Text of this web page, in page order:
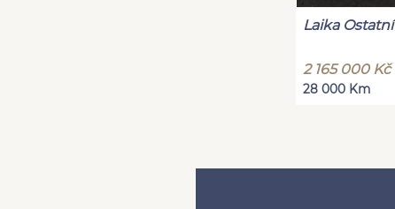
Laika Ostatní
2 165 000 Kč
28 000 Km